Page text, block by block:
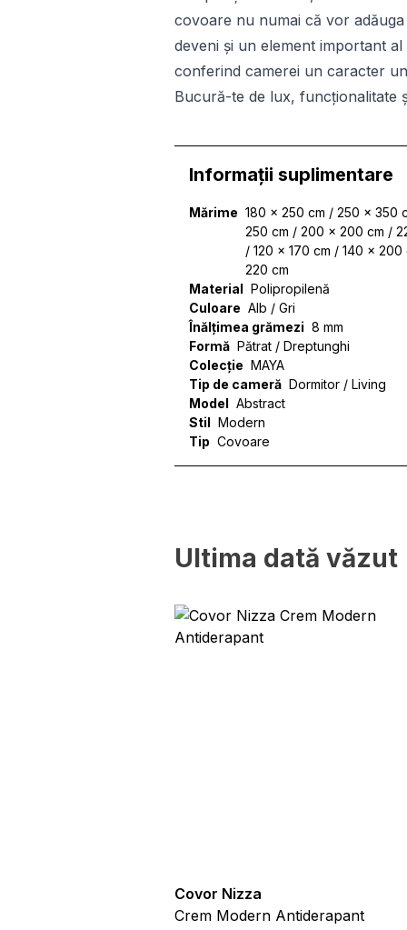
covoare nu numai că vor
deveni și un element important
conferind camerei un caracter
Bucură-te de lux, funcționalitate
Informații suplimentare
Mărime 180 x 250 cm / 250 x 350
250 cm / 200 x 200 cm /
/ 120 x 170 cm / 140 x
220 cm
Material Polipropilenă
Culoare Alb / Gri
Înălțimea grămezi 8 mm
Formă Pătrat / Dreptunghi
Colecție MAYA
Tip de cameră Dormitor / Living
Model Abstract
Stil Modern
Tip Covoare
Ultima dată văzut
Covor Nizza
Crem Modern Antiderapant
Folosim cookie-uri pentru
Necesare
Preferințe
sunt relevante și